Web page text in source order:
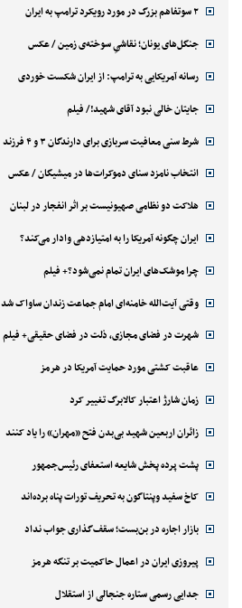
۲ سوتفاهم بزرگ در مورد رویکرد ترامپ به ایران
جنگل‌های یونان؛ نقاشیِ سوخته‌ی زمین / عکس
رسانه آمریکایی به ترامپ: از ایران شکست خوردی
جایتان خالی نبود آقای شهید!/ فیلم
شرط سنی معافیت سربازی برای دارندگان ۳ و ۴ فرزند
انتخاب نامزد سنای دموکرات‌ها در میشیگان / عکس
هلاکت دو نظامی صهیونیست بر اثر انفجار در لبنان
ایران چگونه آمریکا را به امتیازدهی وادار می‌کند؟
چرا موشک‌های ایران تمام نمی‌شود؟+ فیلم
وقتی آیت‌الله خامنه‌ای امام جماعت زندان ساواک شد
شهرت در فضای مجازی، ذلت در فضای حقیقی+ فیلم
عاقبت کشتی مورد حمایت آمریکا در هرمز
زمان شارژ اعتبار کالابرگ تغییر کرد
زائران اربعین شهید بی‌بدن فتح «مهران» را یاد کنند
پشت پرده پخش شایعه استعفای رئیس‌جمهور
کاخ سفید وپنتاگون به تحریف تورات پناه برده‌اند
بازار اجاره در بن‌بست؛ سقف‌گذاری جواب نداد
پیروزی ایران در اعمال حاکمیت بر تنگه هرمز
جدایی رسمی ستاره جنجالی از استقلال